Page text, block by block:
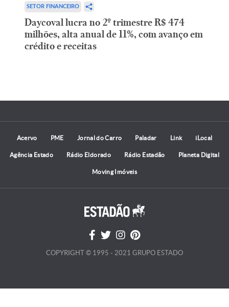
SETOR FINANCEIRO
Daycoval lucra no 2º trimestre R$ 474
milhões, alta anual de 11%, com avanço em
crédito e receitas
Acervo PME Jornal do Carro Paladar Link iLocal
Agência Estado Rádio Eldorado Rádio Estadão Planeta Digital
Moving Imóveis
COPYRIGHT © 1995 - 2021 GRUPO ESTADO